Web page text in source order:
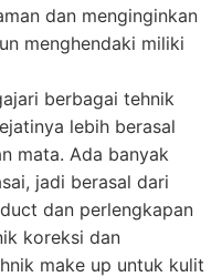
dan menginginkan
menghendaki miliki
berbagai tehnik
lebih berasal
mata. Ada banyak
jadi berasal dari
dan perlengkapan
koreksi dan
make up untuk kulit